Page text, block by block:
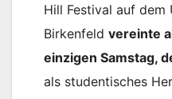
Hill Festival auf dem
Birkenfeld vereinte
einzigen Samstag,
als studentisches